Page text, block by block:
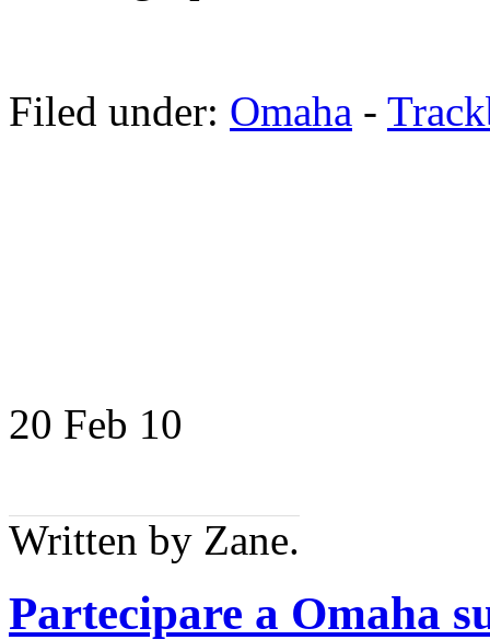
Filed under: Omaha -
20 Feb 10
Written by Zane.
Partecipare a Omaha